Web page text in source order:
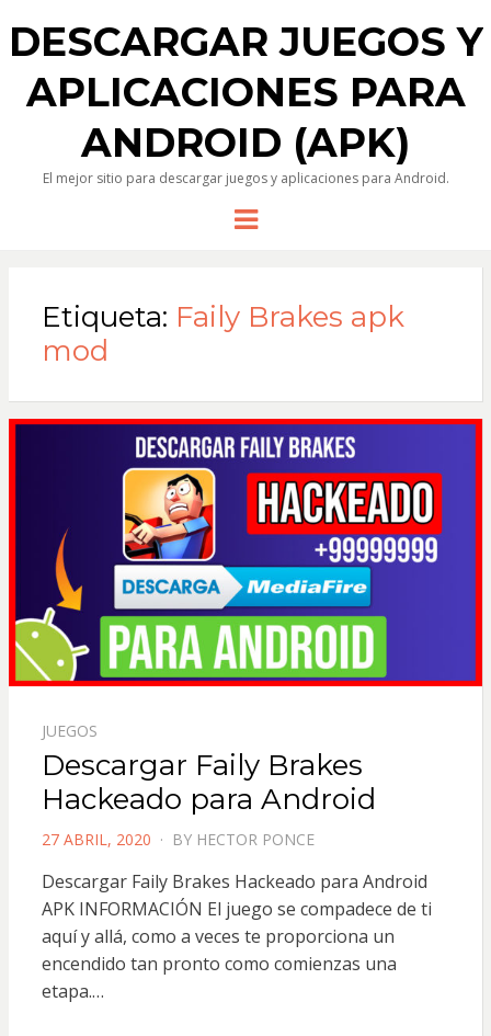
DESCARGAR JUEGOS Y
APLICACIONES PARA
ANDROID (APK)
El mejor sitio para descargar juegos y aplicaciones para Android.
Menu
Etiqueta: Faily Brakes apk
mod
JUEGOS
Descargar Faily Brakes
Hackeado para Android
POSTED
27 ABRIL, 2020 BY HECTOR PONCE
Descargar Faily Brakes Hackeado para Android
APK INFORMACIÓN El juego se compadece de ti
aquí y allá, como a veces te proporciona un
encendido tan pronto como comienzas una
etapa.…